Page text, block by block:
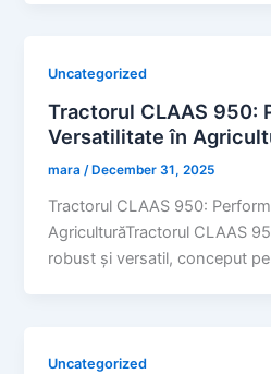
Uncategorized
Tractorul CLAAS 950:
Versatilitate în
mara /December 31, 2025
Tractorul CLAAS 950:
AgriculturăTractorul CLAAS
robust și versatil, conceput
Uncategorized